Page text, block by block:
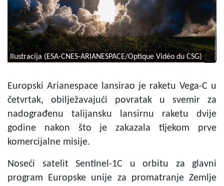
Ilustracija (ESA-CNES-ARIANESPACE/Optique Vidéo du CSG)
Europski Arianespace lansirao je raketu Vega-C u
četvrtak, obilježavajući povratak u svemir za
nadograđenu talijansku lansirnu raketu dvije
godine nakon što je zakazala tijekom prve
komercijalne misije.
Noseći satelit Sentinel-1C u orbitu za glavni
program Europske unije za promatranje Zemlje